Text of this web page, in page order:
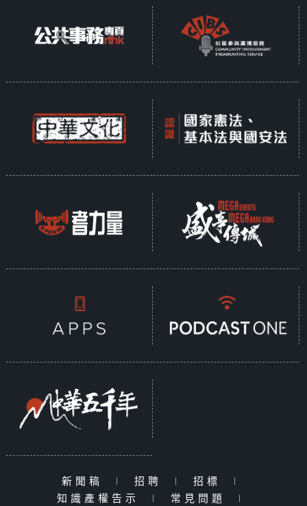
新聞稿 | 招聘 | 招標
|
知識產權告示
| 常見問題
|